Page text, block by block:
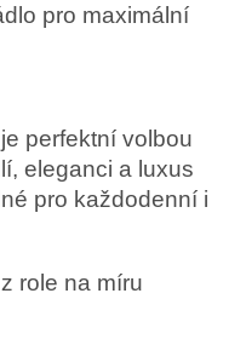
pro maximální
perfektní volbou
eleganci a luxus
pro každodenní i
role na míru